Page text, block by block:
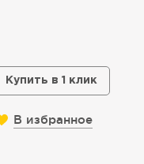
Купить в 1 клик
В избранное